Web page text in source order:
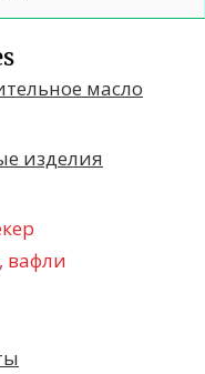
масло
изделия
вафли